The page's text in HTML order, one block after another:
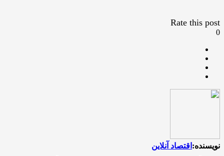
Rate this post
0
نویسنده: اقتصاد آنلاین